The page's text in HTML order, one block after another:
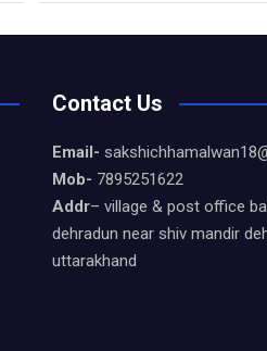
Contact Us
Email-
Mob- 7895251622
Addr– village & post office
dehradun near shiv mandir
uttarakhand